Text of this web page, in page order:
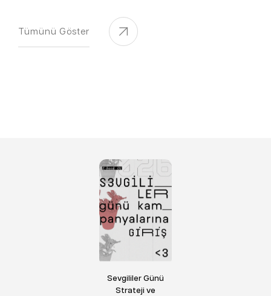
Tümünü Göster
Sevgililer Günü
Strateji ve